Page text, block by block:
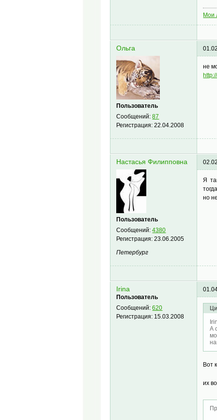
Мои
Ольга
Пользователь
Сообщений:87
Регистрация:22.04.2008
не
Настасья Филипповна
Пользователь
Сообщений:4380
Регистрация:23.06.2005
Петербург
Я
но
Irina
Пользователь
Сообщений:620
Регистрация: 15.03.2008
А
Вот
их